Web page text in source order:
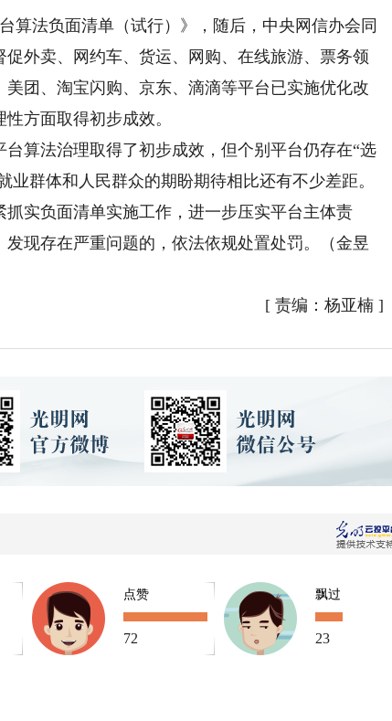
法负面清单（试行）》，随后，中央网信办会同
外卖、网约车、货运、网购、在线旅游、票务领
团、淘宝闪购、京东、滴滴等平台已实施优化改
方面取得初步成效。
法治理取得了初步成效，但个别平台仍存在“选
群体和人民群众的期盼期待相比还有不少差距。
实负面清单实施工作，进一步压实平台主体责
现存在严重问题的，依法依规处置处罚。（金昱
[ 责编：杨亚楠 ]
点赞
72
飘过
23